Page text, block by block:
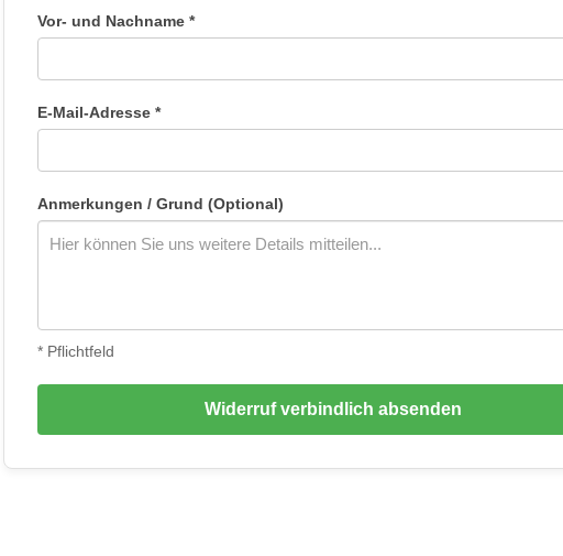
Vor- und Nachname *
E-Mail-Adresse *
Anmerkungen / Grund (Optional)
* Pflichtfeld
Widerruf verbindlich absenden